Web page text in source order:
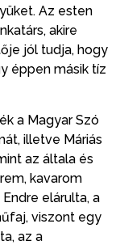
Az esten
akire
jól tudja, hogy
éppen másik tíz
a Magyar Szó
illetve Máriás
az általa és
kavarom
elárulta, a
viszont egy
az a